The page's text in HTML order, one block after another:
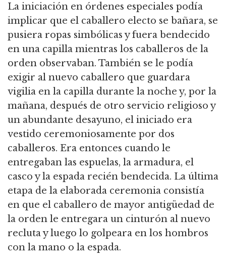
La iniciación en órdenes especiales podía
implicar que el caballero electo se bañara, se
pusiera ropas simbólicas y fuera bendecido
en una capilla mientras los caballeros de la
orden observaban. También se le podía
exigir al nuevo caballero que guardara
vigilia en la capilla durante la noche y, por la
mañana, después de otro servicio religioso y
un abundante desayuno, el iniciado era
vestido ceremoniosamente por dos
caballeros. Era entonces cuando le
entregaban las espuelas, la armadura, el
casco y la espada recién bendecida. La última
etapa de la elaborada ceremonia consistía
en que el caballero de mayor antigüedad de
la orden le entregara un cinturón al nuevo
recluta y luego lo golpeara en los hombros
con la mano o la espada.